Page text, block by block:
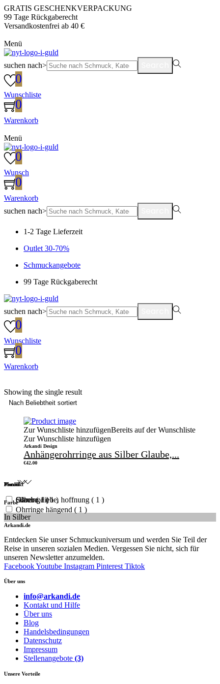
GRATIS GESCHENKVERPACKUNG
99 Tage Rückgaberecht
Versandkostenfrei ab 40 €
Menü
suchen nach>
0
Wunschliste
0
Warenkorb
Menü
0
Wunsch
0
Warenkorb
suchen nach>
1-2 Tage Lieferzeit
Outlet 30-70%
Schmuckangebote
99 Tage Rückgaberecht
suchen nach>
0
Wunschliste
0
Warenkorb
Showing the single result
Zur Wunschliste hinzufügenBereits auf der Wunschliste
Zur Wunschliste hinzufügen
Arkandi Design
Anhängerohrringe aus Silber Glaube,...
€42.00
Produkt
Ohrringe ( 1 )
Ohrringe hängend ( 1 )
Form
Glaube, liebe, hoffnung ( 1 )
Metall
Silber ( 1 )
Farbe
In Silber
Arkandi.de
Entdecken Sie unser Schmuckuniversum und werden Sie Teil der
Reise in unseren sozialen Medien. Vergessen Sie nicht, sich für
unseren Newsletter anzumelden.
FacebookYoutube Instagram Pinterest Tiktok
Über uns
info@arkandi.de
Kontakt und Hilfe
Über uns
Blog
Handelsbedingungen
Datenschutz
Impressum
Stellenangebote (3)
Unsere Vorteile